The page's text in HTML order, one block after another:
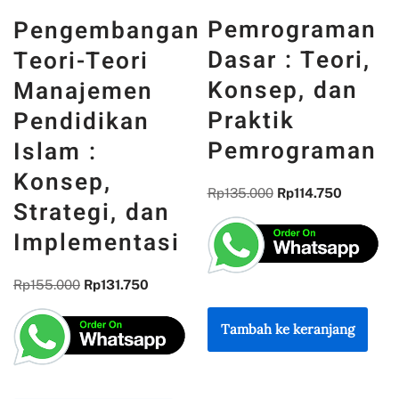
Pemrograman
Dasar : Teori,
Konsep, dan
Praktik
Pemrograman
Rp135.000 114.750
Tambah ke keranjang
DAN
MEMORI,
DAN
REFLEKSI
Rp300.000 Rp